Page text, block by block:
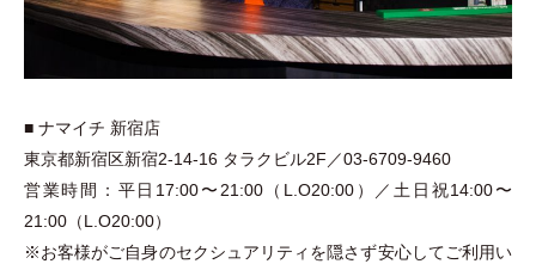
■ ナマイチ 新宿店
東京都新宿区新宿2-14-16 タラクビル2F／03-6709-9460
営業時間：平日17:00〜21:00（ L.O20:00） ／土日祝14:00〜
21:00 （L.O20:00）
※お客様がご自身のセクシュアリティを隠さず安心してご利用い